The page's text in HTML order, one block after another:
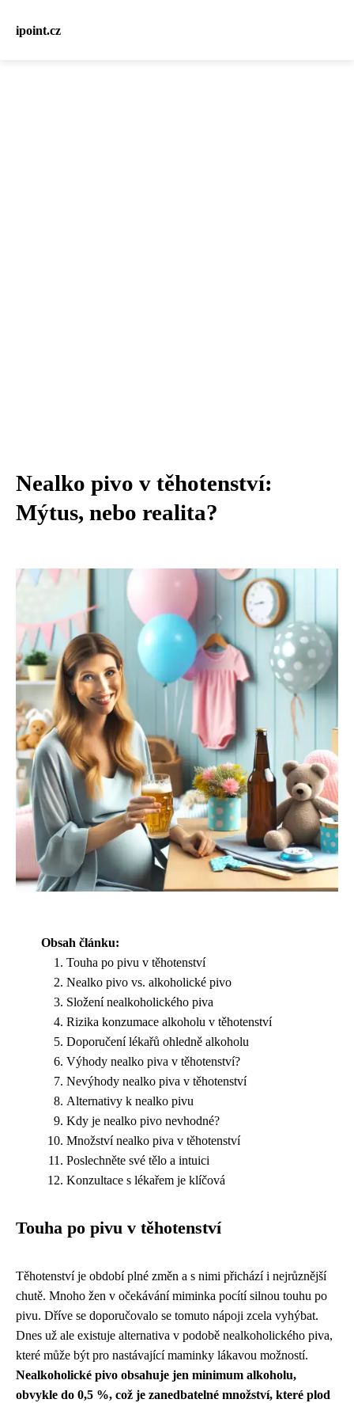
ipoint.cz
Nealko pivo v těhotenství:
Mýtus, nebo realita?
Obsah článku:
Touha po pivu v těhotenství
Nealko pivo vs. alkoholické pivo
Složení nealkoholického piva
Rizika konzumace alkoholu v těhotenství
Doporučení lékařů ohledně alkoholu
Výhody nealko piva v těhotenství?
Nevýhody nealko piva v těhotenství
Alternativy k nealko pivu
Kdy je nealko pivo nevhodné?
Množství nealko piva v těhotenství
Poslechněte své tělo a intuici
Konzultace s lékařem je klíčová
Touha po pivu v těhotenství
Těhotenství je období plné změn a s nimi přichází i nejrůznější
chutě. Mnoho žen v očekávání miminka pocítí silnou touhu po
pivu. Dříve se doporučovalo se tomuto nápoji zcela vyhýbat.
Dnes už ale existuje alternativa v podobě nealkoholického piva,
které může být pro nastávající maminky lákavou možností.
Nealkoholické pivo obsahuje jen minimum alkoholu,
obvykle do 0,5 %, což je zanedbatelné množství, které plod